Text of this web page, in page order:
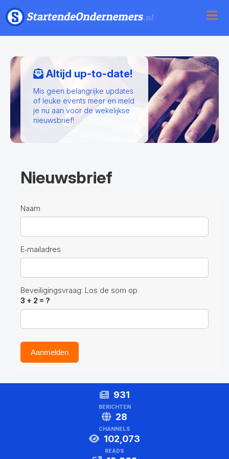
Altijd up-to-date!
Mis geen belangrijke updates
of leuke events meer en meld
je nu aan voor de wekelijkse
nieuwsbrief!
Nieuwsbrief
Naam
E‑mailadres
Beveiligingsvraag: Los de som op
3 + 2 = ?
Aanmelden
931
BERICHTEN
28
CHANNELS
102,073
READS